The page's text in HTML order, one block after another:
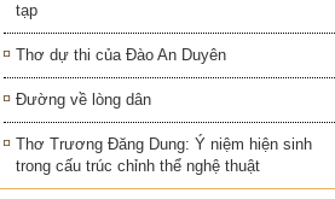
tạp
Thơ dự thi của Đào An Duyên
Đường về lòng dân
Thơ Trương Đăng Dung: Ý niệm hiện sinh
trong cấu trúc chỉnh thể nghệ thuật